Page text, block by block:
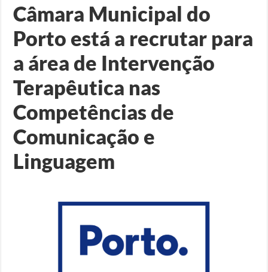
Câmara Municipal do
Porto está a recrutar para
a área de Intervenção
Terapêutica nas
Competências de
Comunicação e
Linguagem